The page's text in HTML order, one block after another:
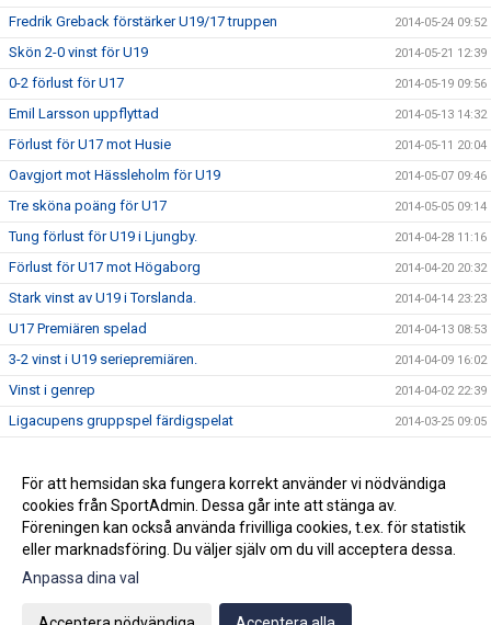
Fredrik Greback förstärker U19/17 truppen 2014-05-24 09:52
Skön 2-0 vinst för U19 2014-05-21 12:39
0-2 förlust för U17 2014-05-19 09:56
Emil Larsson uppflyttad 2014-05-13 14:32
Förlust för U17 mot Husie 2014-05-11 20:04
Oavgjort mot Hässleholm för U19 2014-05-07 09:46
Tre sköna poäng för U17 2014-05-05 09:14
Tung förlust för U19 i Ljungby. 2014-04-28 11:16
Förlust för U17 mot Högaborg 2014-04-20 20:32
Stark vinst av U19 i Torslanda. 2014-04-14 23:23
U17 Premiären spelad 2014-04-13 08:53
3-2 vinst i U19 seriepremiären. 2014-04-09 16:02
Vinst i genrep 2014-04-02 22:39
Ligacupens gruppspel färdigspelat 2014-03-25 09:05
Förlust i första träningsmatcherna 2014-02-17 15:00
Nästa Match 2014-01-26 11:37
Gå till Webbversion
För att hemsidan ska fungera korrekt använder vi nödvändiga
cookies från SportAdmin. Dessa går inte att stänga av.
Föreningen kan också använda frivilliga cookies, t.ex. för statistik
eller marknadsföring. Du väljer själv om du vill acceptera dessa.
Anpassa dina val